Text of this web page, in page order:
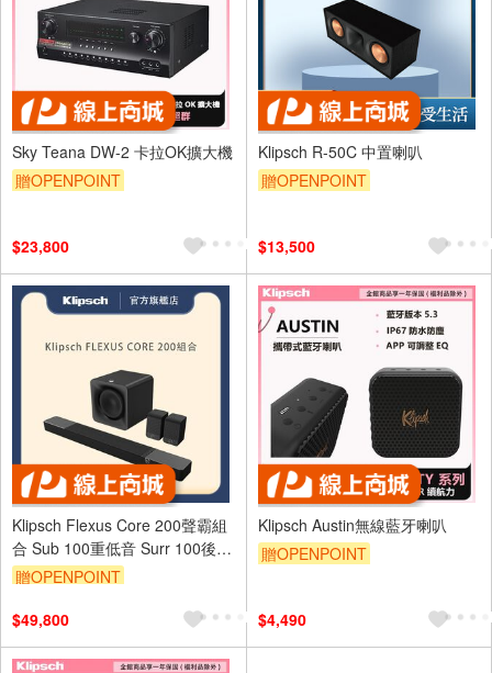
Sky Teana DW-2 卡拉OK擴大機
贈OPENPOINT
$23,800
Klipsch R-50C 中置喇叭
贈OPENPOINT
$13,500
Klipsch Flexus Core 200聲霸組
合 Sub 100重低音 Surr 100後環
繞
贈OPENPOINT
$49,800
Klipsch Austin無線藍牙喇叭
贈OPENPOINT
$4,490